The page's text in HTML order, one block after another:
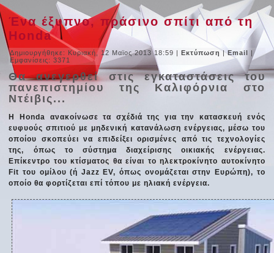
Ένα έξυπνο, πράσινο σπίτι από τη
Honda
Δημιουργήθηκε: Κυριακή, 12 Μαϊος 2013 18:59 |Εκτύπωση|Email |
Εμφανίσεις: 3371
Θα ανεγερθεί στις εγκαταστάσεις του
πανεπιστημίου της Καλιφόρνια στο
Ντέιβις...
Η Honda ανακοίνωσε τα σχέδιά της για την κατασκευή ενός
ευφυούς σπιτιού με μηδενική κατανάλωση ενέργειας, μέσω του
οποίου σκοπεύει να επιδείξει ορισμένες από τις τεχνολογίες
της, όπως το σύστημα διαχείρισης οικιακής ενέργειας.
Επίκεντρο του κτίσματος θα είναι το ηλεκτροκίνητο αυτοκίνητο
Fit του ομίλου (ή Jazz EV, όπως ονομάζεται στην Ευρώπη), το
οποίο θα φορτίζεται επί τόπου με ηλιακή ενέργεια.